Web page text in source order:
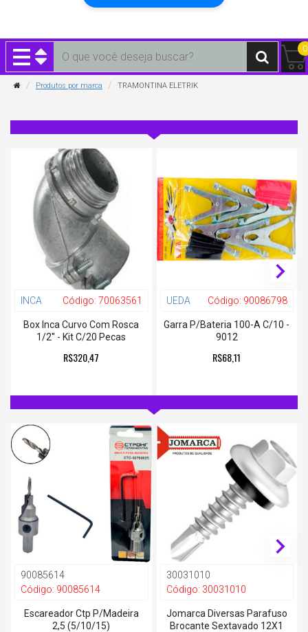
0
Produtos por marca TRAMONTINA ELETRIK
INCA Código: 70063561
Box Inca Curvo Com Rosca
1/2'' - Kit C/20 Pecas
R$320,47
UEDA Código: 90086798
Garra P/Bateria 100-A C/10 -
9012
R$68,11
90085614
Código: 90085614
Escareador Ctp P/Madeira
2,5 (5/10/15)
30031010
Código: 30031010
Jomarca Diversas Parafuso
Brocante Sextavado 12X1